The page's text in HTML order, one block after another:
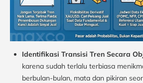
Identifikasi Transisi Tren Secara
karena sudah terlalu terbiasa
berbulan-bulan, mata dan pikiran